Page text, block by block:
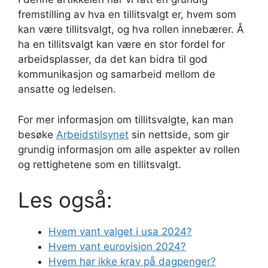
fremstilling av hva en tillitsvalgt er, hvem som
kan være tillitsvalgt, og hva rollen innebærer. Å
ha en tillitsvalgt kan være en stor fordel for
arbeidsplasser, da det kan bidra til god
kommunikasjon og samarbeid mellom de
ansatte og ledelsen.
For mer informasjon om tillitsvalgte, kan man
besøke Arbeidstilsynet sin nettside, som gir
grundig informasjon om alle aspekter av rollen
og rettighetene som en tillitsvalgt.
Les også:
Hvem vant valget i usa 2024?
Hvem vant eurovision 2024?
Hvem har ikke krav på dagpenger?